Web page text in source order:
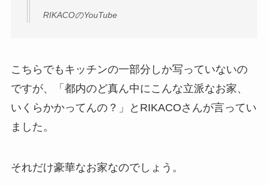
RIKACOのYouTube
こちらでもキッチンの一部分しか写っていないの
ですが、「都内のど真ん中にこんな立派なお家、
いくらかかってんの？」とRIKACOさんが言ってい
ました。
それだけ豪華なお家なのでしょう。